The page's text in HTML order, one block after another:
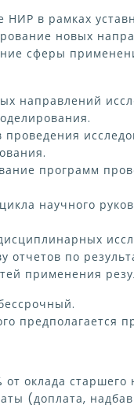
НИР в рамках
новых
сферы
направлений
программ
научного
отчетов по
применения
предполагается
от оклада
(доплата,